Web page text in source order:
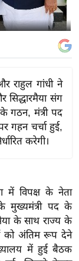
राहुल गांधी ने
सिद्धारमैया संग
गठन, मंत्री पद
गहन चर्चा हुई,
करेगी।
में विपक्ष के नेता
मुख्यमंत्री पद के
के साथ राज्य के
को अंतिम रूप देने
में हुई बैठक